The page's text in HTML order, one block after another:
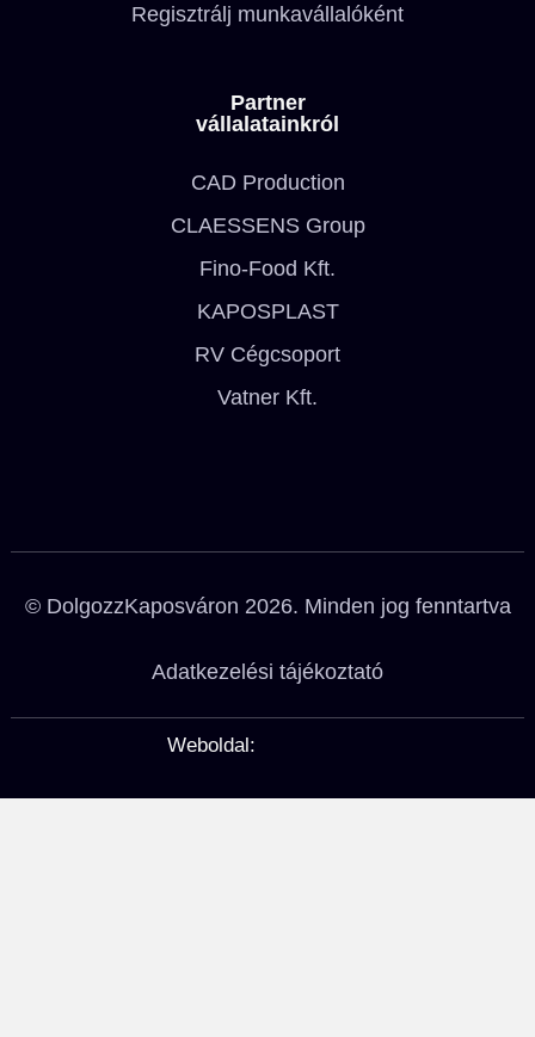
Regisztrálj munkavállalóként
Partner
vállalatainkról
CAD Production
CLAESSENS Group
Fino-Food Kft.
KAPOSPLAST
RV Cégcsoport
Vatner Kft.
© DolgozzKaposváron 2026. Minden jog fenntartva
Adatkezelési tájékoztató
Weboldal: